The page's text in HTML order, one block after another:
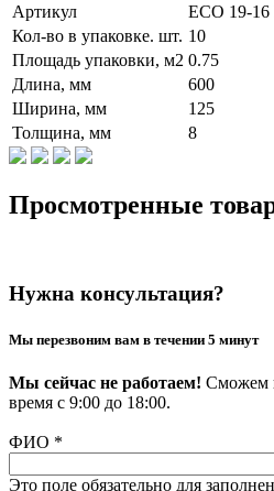
Артикул
ECO 19-16
Кол-во в упаковке. шт. 10
Площадь упаковки, м2 0.75
Длина, мм
600
Ширина, мм
125
Толщина, мм
8
Просмотренные
Нужна консультация?
Мы перезвоним вам в течении 5 минут
Мы сейчас не работаем! Сможем
время с 9:00 до 18:00.
ФИО *
Это поле обязательно для